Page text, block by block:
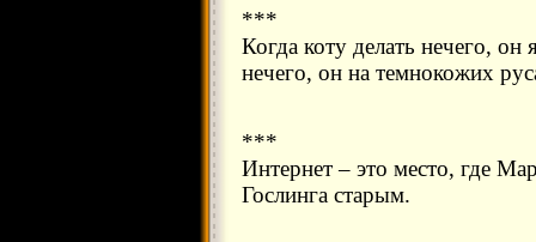
***
Когда коту делать нечего, он
нечего, он на темнокожих
***
Интернет – это место, где
Гослинга старым.